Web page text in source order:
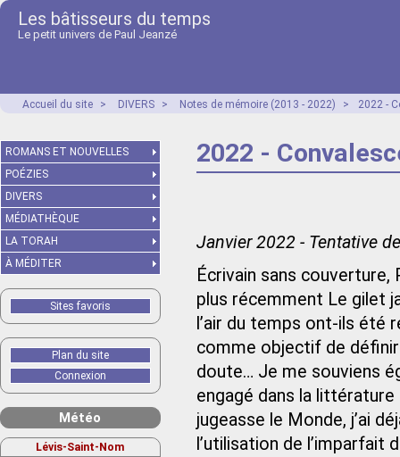
Les bâtisseurs du temps
Le petit univers de Paul Jeanzé
Accueil du site > DIVERS > Notes de mémoire (2013 - 2022) > 2022 -
2022 -
Janvier 2022 - Tentative
Écrivain sans
plus récemment Le gilet
l’air du temps ont-ils été
comme objectif de définir
doute… Je me souviens
engagé dans la littérature
jugeasse le Monde, j’ai
l’utilisation de l’imparfait
ROMANS ET NOUVELLES
POÉZIES
DIVERS
MÉDIATHÈQUE
LA TORAH
À MÉDITER
Sites favoris
Plan du site
Connexion
Météo
Lévis-Saint-Nom